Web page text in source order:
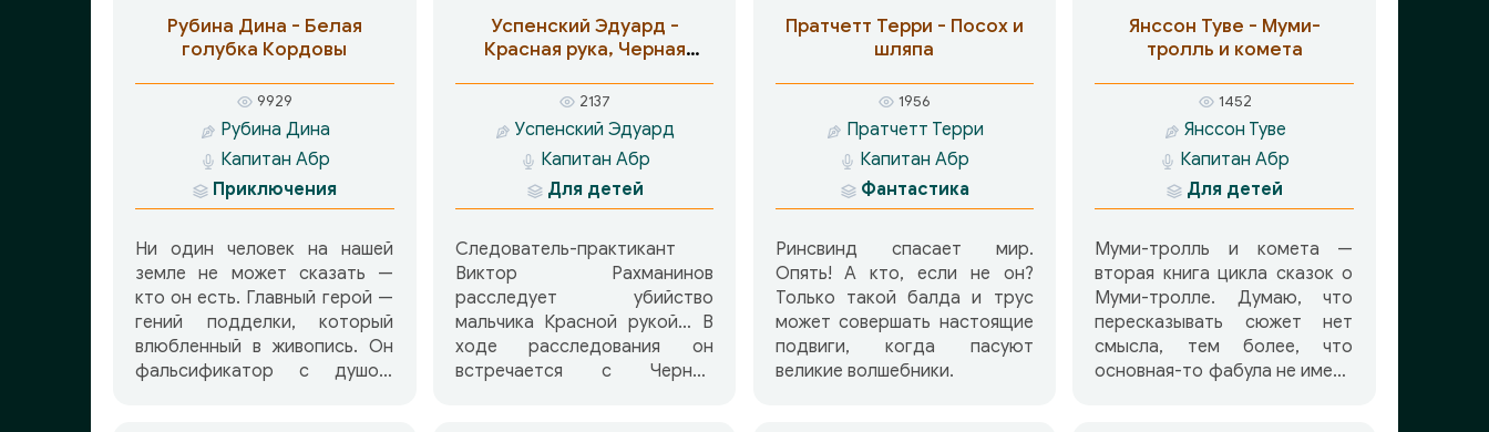
Рубина Дина - Белая
голубка Кордовы
9929
Рубина Дина
Капитан Абр
Приключения
Ни один человек на нашей
земле не может сказать —
кто он есть. Главный герой —
гений подделки, который
влюбленный в живопись. Он
фальсификатор с душою
Успенский Эдуард -
Красная рука, Черная
2137
Успенский Эдуард
Капитан Абр
Для детей
Следователь-практикант
Виктор Рахманинов
расследует убийство
мальчика Красной рукой… В
ходе расследования он
встречается с Черной
Пратчетт Терри - Посох и
шляпа
1956
Пратчетт Терри
Капитан Абр
Фантастика
Ринсвинд спасает мир.
Опять! А кто, если не он?
Только такой балда и трус
может совершать настоящие
подвиги, когда пасуют
великие волшебники.
Янссон Туве - Муми-
тролль и комета
1452
Янссон Туве
Капитан Абр
Для детей
Муми-тролль и комета —
вторая книга цикла сказок о
Муми-тролле. Думаю, что
пересказывать сюжет нет
смысла, тем более, что
основная-то фабула не имеет